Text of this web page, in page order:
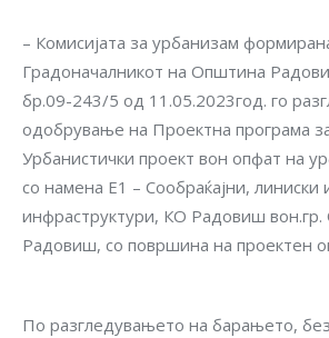
– Комисијата за урбанизам
Градоначалникот на Општина
бр.09-243/5 од 11.05.2023год. го
одобрување на Проектна програма
Урбанистички проект вон опфат на
со намена Е1 – Сообраќајни, линиски
инфраструктури, КО Радовиш
Радовиш, со површина на проектен
По разгледувањето на барањето,